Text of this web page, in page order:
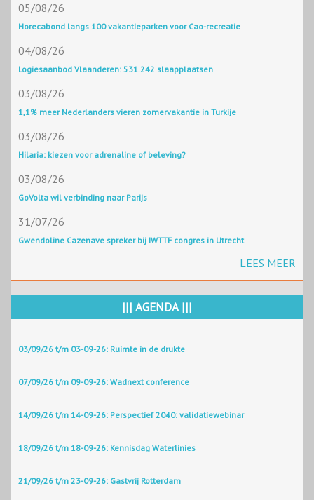
05/08/26
Horecabond langs 100 vakantieparken voor Cao-recreatie
04/08/26
Logiesaanbod Vlaanderen: 531.242 slaapplaatsen
03/08/26
1,1% meer Nederlanders vieren zomervakantie in Turkije
03/08/26
Hilaria: kiezen voor adrenaline of beleving?
03/08/26
GoVolta wil verbinding naar Parijs
31/07/26
Gwendoline Cazenave spreker bij IWTTF congres in Utrecht
LEES MEER
||| AGENDA |||
03/09/26 t/m 03-09-26: Ruimte in de drukte
07/09/26 t/m 09-09-26: Wadnext conference
14/09/26 t/m 14-09-26: Perspectief 2040: validatiewebinar
18/09/26 t/m 18-09-26: Kennisdag Waterlinies
21/09/26 t/m 23-09-26: Gastvrij Rotterdam